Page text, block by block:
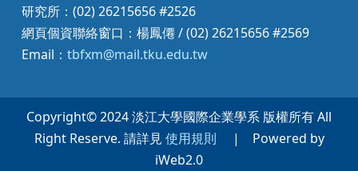
研究所：(02) 26215656 #2526
網頁個資聯絡窗口：楊鳳僊 / (02) 26215656 #2569
Email： tbfxm@mail.tku.edu.tw
Copyright© 2024 淡江大學國際企業學系 版權所有 All
Right Reserve. 請詳見 使用規則 | Powered by
iWeb2.0